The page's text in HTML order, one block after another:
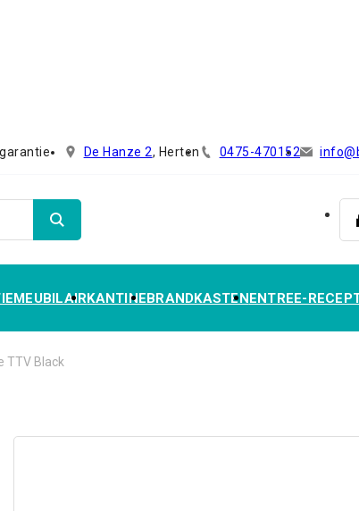
De Hanze 2, Herten 0475-470152
KANTINEBRANDKASTENENTREE-
TTV Black